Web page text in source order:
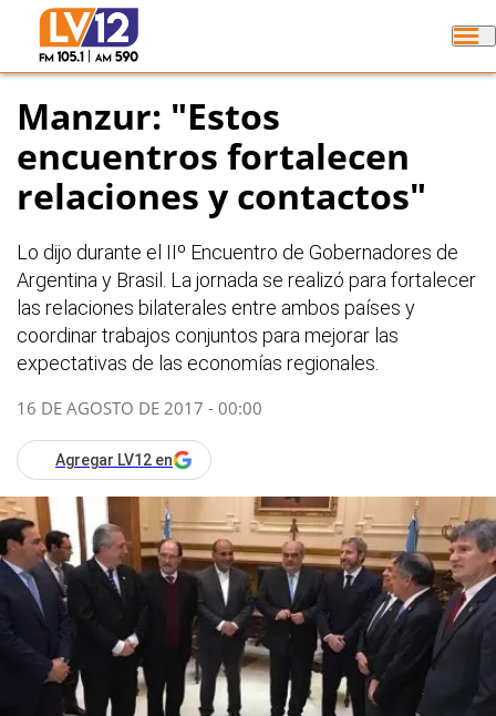
Manzur: "Estos
encuentros fortalecen
relaciones y contactos"
Lo dijo durante el IIº Encuentro de Gobernadores de
Argentina y Brasil. La jornada se realizó para fortalecer
las relaciones bilaterales entre ambos países y
coordinar trabajos conjuntos para mejorar las
expectativas de las economías regionales.
16 DE AGOSTO DE 2017 - 00:00
Agregar LV12 en